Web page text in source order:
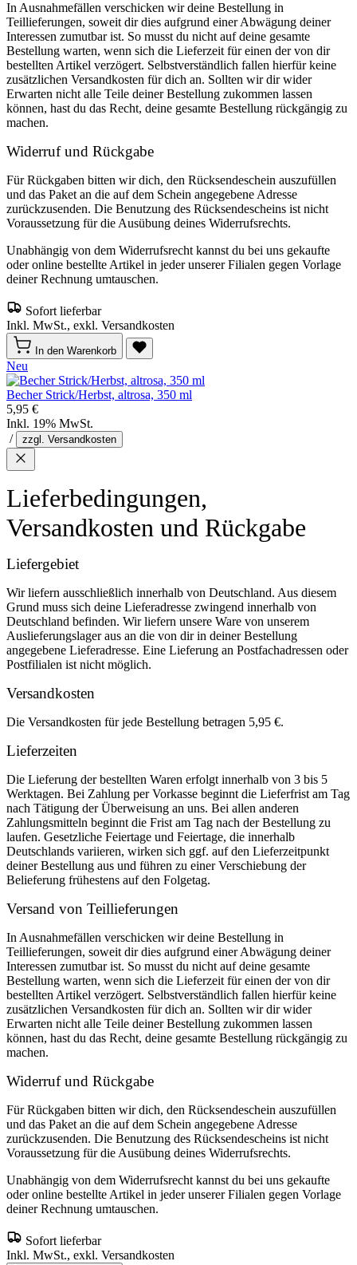
In Ausnahmefällen verschicken wir deine Bestellung in
Teillieferungen, soweit dir dies aufgrund einer Abwägung deiner
Interessen zumutbar ist. So musst du nicht auf deine gesamte
Bestellung warten, wenn sich die Lieferzeit für einen der von dir
bestellten Artikel verzögert. Selbstverständlich fallen hierfür keine
zusätzlichen Versandkosten für dich an. Sollten wir dir wider
Erwarten nicht alle Teile deiner Bestellung zukommen lassen
können, hast du das Recht, deine gesamte Bestellung rückgängig zu
machen.
Widerruf und Rückgabe
Für Rückgaben bitten wir dich, den Rücksendeschein auszufüllen
und das Paket an die auf dem Schein angegebene Adresse
zurückzusenden. Die Benutzung des Rücksendescheins ist nicht
Voraussetzung für die Ausübung deines Widerrufsrechts.
Unabhängig von dem Widerrufsrecht kannst du bei uns gekaufte
oder online bestellte Artikel in jeder unserer Filialen gegen Vorlage
deiner Rechnung umtauschen.
Sofort lieferbar
Inkl. MwSt., exkl. Versandkosten
In den Warenkorb
Neu
Becher Strick/Herbst, altrosa, 350 ml
5,95 €
Inkl. 19% MwSt.
/
zzgl. Versandkosten
Lieferbedingungen,
Versandkosten und Rückgabe
Liefergebiet
Wir liefern ausschließlich innerhalb von Deutschland. Aus diesem
Grund muss sich deine Lieferadresse zwingend innerhalb von
Deutschland befinden. Wir liefern unsere Ware von unserem
Auslieferungslager aus an die von dir in deiner Bestellung
angegebene Lieferadresse. Eine Lieferung an Postfachadressen oder
Postfilialen ist nicht möglich.
Versandkosten
Die Versandkosten für jede Bestellung betragen 5,95 €.
Lieferzeiten
Die Lieferung der bestellten Waren erfolgt innerhalb von 3 bis 5
Werktagen. Bei Zahlung per Vorkasse beginnt die Lieferfrist am Tag
nach Tätigung der Überweisung an uns. Bei allen anderen
Zahlungsmitteln beginnt die Frist am Tag nach der Bestellung zu
laufen. Gesetzliche Feiertage und Feiertage, die innerhalb
Deutschlands variieren, wirken sich ggf. auf den Lieferzeitpunkt
deiner Bestellung aus und führen zu einer Verschiebung der
Belieferung frühestens auf den Folgetag.
Versand von Teillieferungen
In Ausnahmefällen verschicken wir deine Bestellung in
Teillieferungen, soweit dir dies aufgrund einer Abwägung deiner
Interessen zumutbar ist. So musst du nicht auf deine gesamte
Bestellung warten, wenn sich die Lieferzeit für einen der von dir
bestellten Artikel verzögert. Selbstverständlich fallen hierfür keine
zusätzlichen Versandkosten für dich an. Sollten wir dir wider
Erwarten nicht alle Teile deiner Bestellung zukommen lassen
können, hast du das Recht, deine gesamte Bestellung rückgängig zu
machen.
Widerruf und Rückgabe
Für Rückgaben bitten wir dich, den Rücksendeschein auszufüllen
und das Paket an die auf dem Schein angegebene Adresse
zurückzusenden. Die Benutzung des Rücksendescheins ist nicht
Voraussetzung für die Ausübung deines Widerrufsrechts.
Unabhängig von dem Widerrufsrecht kannst du bei uns gekaufte
oder online bestellte Artikel in jeder unserer Filialen gegen Vorlage
deiner Rechnung umtauschen.
Sofort lieferbar
Inkl. MwSt., exkl. Versandkosten